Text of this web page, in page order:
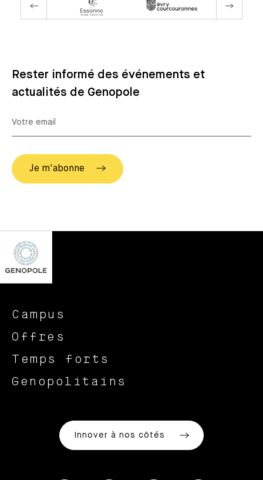
Rester informé des événements et
actualités de Genopole
Campus
Offres
Temps forts
Genopolitains
Innover à nos côtés